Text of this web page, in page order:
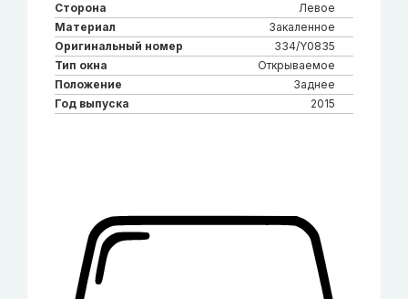
Сторона
Левое
Материал
Закаленное
Оригинальный номер
334/Y0835
Тип окна
Открываемое
Положение
Заднее
Год выпуска
2015